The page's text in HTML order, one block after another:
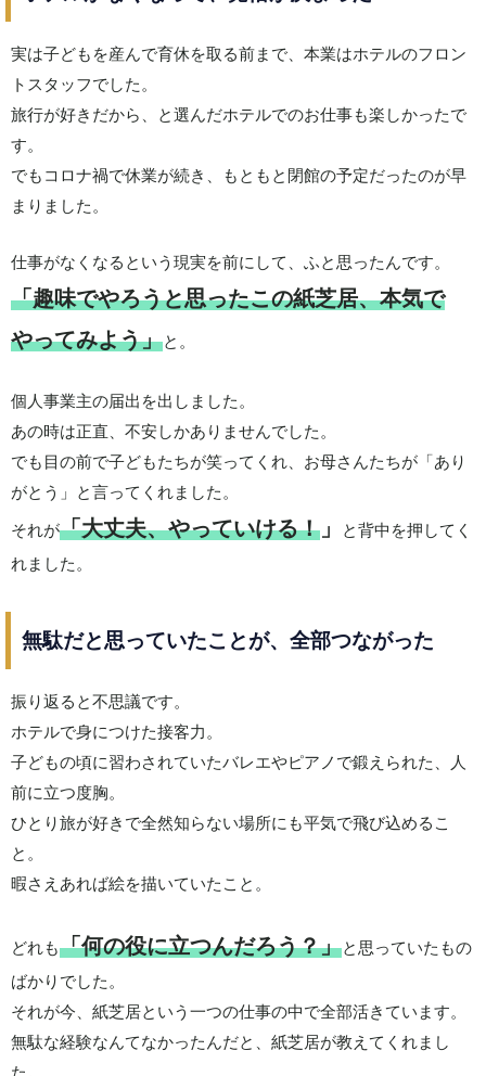
実は子どもを産んで育休を取る前まで、本業はホテルのフロン
トスタッフでした。
旅行が好きだから、と選んだホテルでのお仕事も楽しかったで
す。
でもコロナ禍で休業が続き、もともと閉館の予定だったのが早
まりました。
仕事がなくなるという現実を前にして、ふと思ったんです。
「趣味でやろうと思ったこの紙芝居、本気で
やってみよう」と。
個人事業主の届出を出しました。
あの時は正直、不安しかありませんでした。
でも目の前で子どもたちが笑ってくれ、お母さんたちが「あり
がとう」と言ってくれました。
それが「大丈夫、やっていける！ 」
と背中を押してく
れました。
無駄だと思っていたことが、全部つながった
振り返ると不思議です。
ホテルで身につけた接客力。
子どもの頃に習わされていたバレエやピアノで鍛えられた、人
前に立つ度胸。
ひとり旅が好きで全然知らない場所にも平気で飛び込めるこ
と。
暇さえあれば絵を描いていたこと。
どれも「何の役に立つんだろう？」と思っていたもの
ばかりでした。
それが今、紙芝居という一つの仕事の中で全部活きています。
無駄な経験なんてなかったんだと、紙芝居が教えてくれまし